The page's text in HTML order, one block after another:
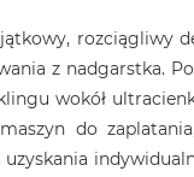
rozciągliwy
z nadgarstka.
wokół
do